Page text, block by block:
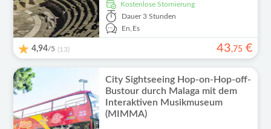
kostenlose Stornierung
Dauer 3 Stunden
En,Es
4,94/5 (13) 43,75 €
City Sightseeing Hop-on-Hop-off-
Bustour durch Malaga mit dem
Interaktiven Musikmuseum
(MIMMA)